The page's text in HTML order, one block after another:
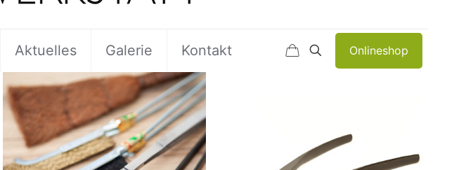
Aktuelles Galerie Kontakt Onlineshop